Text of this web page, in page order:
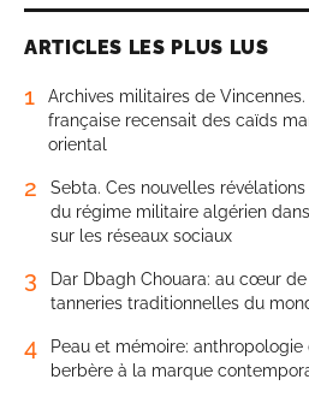
ARTICLES LES PLUS LUS
1
Archives militaires de Vincennes.
française recensait des caïds
oriental
2
Sebta. Ces nouvelles
du régime militaire algérien
sur les réseaux sociaux
3
Dar Dbagh Chouara: au cœur de
tanneries traditionnelles du
4
Peau et mémoire:
berbère à la marque